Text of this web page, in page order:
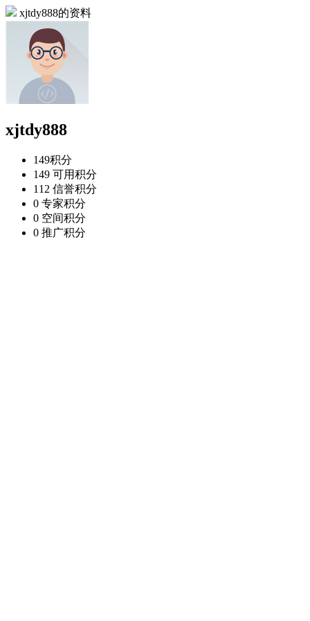
xjtdy888的资料
xjtdy888
149积分
149 可用积分
112 信誉积分
0 专家积分
0 空间积分
0 推广积分